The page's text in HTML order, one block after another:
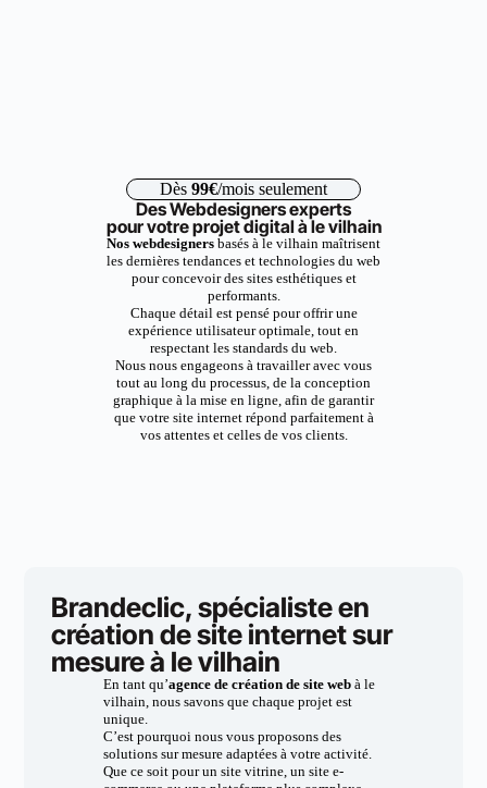
Dès 99€/mois seulement
Des Webdesigners experts
pour votre projet digital à le vilhain
Nos webdesigners basés à le vilhain maîtrisent
les dernières tendances et technologies du web
pour concevoir des sites esthétiques et
performants.
Chaque détail est pensé pour offrir une
expérience utilisateur optimale, tout en
respectant les standards du web.
Nous nous engageons à travailler avec vous
tout au long du processus, de la conception
graphique à la mise en ligne, afin de garantir
que votre site internet répond parfaitement à
vos attentes et celles de vos clients.
Brandeclic, spécialiste en
création de site internet sur
mesure à le vilhain
En tant qu’agence de création de site webà le
vilhain, nous savons que chaque projet est
unique.
C’est pourquoi nous vous proposons des
solutions sur mesure adaptées à votre activité.
Que ce soit pour un site vitrine, un site e-